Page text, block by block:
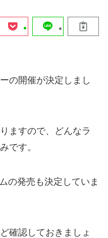
の開催が決定しまし
ますので、どんなラ
です。
の発売も決定していま
確認しておきましょ